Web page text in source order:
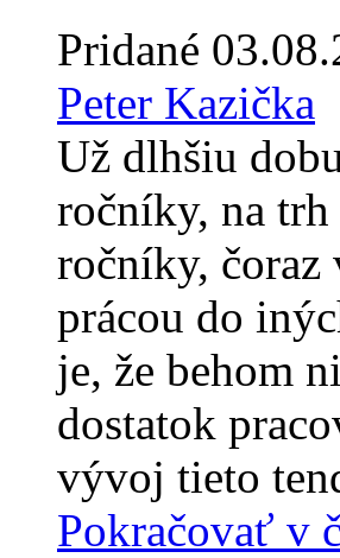
Pridané
Peter Kazička
Už dlhšiu
ročníky, na trh
ročníky, čoraz
prácou do
je, že behom
dostatok
vývoj tieto
Pokračovať v